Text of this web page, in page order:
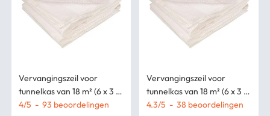
Vervangingszeil voor
tunnelkas van 18 m² (6 x 3 x
2 m), UV-bestendig, met
4/5 - 93 beoordelingen
Vervangingszeil voor
tunnelkas van 18 m² (6 x 3 x
2 m), UV-bestendig, met
4.3/5 - 38 beoordelingen